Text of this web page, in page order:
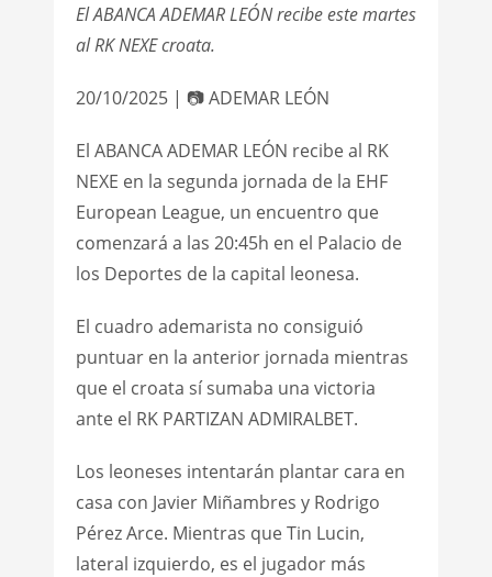
El ABANCA ADEMAR LEÓN recibe este martes
al RK NEXE croata.
20/10/2025 | 📷 ADEMAR LEÓN
El ABANCA ADEMAR LEÓN recibe al RK
NEXE en la segunda jornada de la EHF
European League, un encuentro que
comenzará a las 20:45h en el Palacio de
los Deportes de la capital leonesa.
El cuadro ademarista no consiguió
puntuar en la anterior jornada mientras
que el croata sí sumaba una victoria
ante el RK PARTIZAN ADMIRALBET.
Los leoneses intentarán plantar cara en
casa con Javier Miñambres y Rodrigo
Pérez Arce. Mientras que Tin Lucin,
lateral izquierdo, es el jugador más